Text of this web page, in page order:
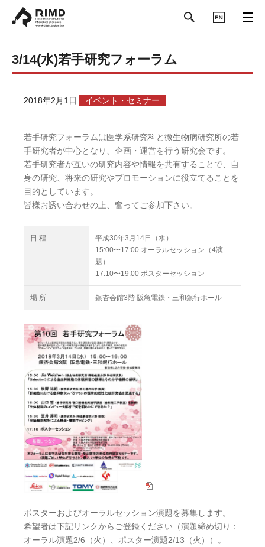
3/14(水)若手研究フォーラム
2018年2月1日 イベント・セミナー
若手研究フォーラムは医学系研究科と微生物病研究所の若
手研究者が中心となり、企画・運営を行う研究会です。
若手研究者が互いの研究内容や情報を共有することで、自
身の研究、将来の研究やプロモーションに役立てることを
目的としています。
皆様お誘い合わせの上、奮ってご参加下さい。
日 程
平成30年3月14日（水）
15:00〜17:00 オーラルセッション（4演
題）
17:10〜19:00 ポスターセッション
場 所 銀杏会館3階 阪急電鉄・三和銀行ホール
ポスターおよびオーラルセッション演題を募集します。
希望者は下記リンクからご登録ください（演題締め切り：
オーラル演題2/6（火）、ポスター演題2/13（火））。